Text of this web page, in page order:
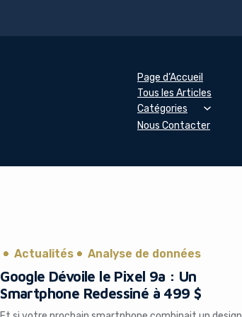
Page d’Accueil
Tous les Articles
Catégories
Nous Contacter
Actualités Analyse de données
Google Dévoile le Pixel 9a : Un
Smartphone Redessiné à 499 $